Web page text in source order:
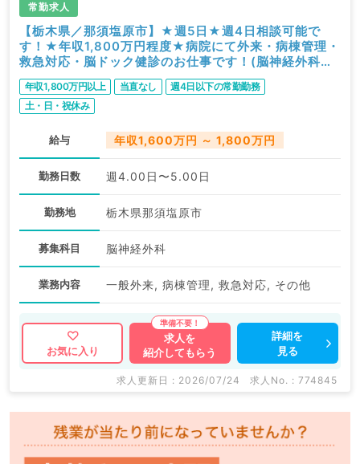
常勤求人
【栃木県／那須塩原市】★週5日★週4日相談可能で
す！★年収1,800万円程度★病院にて外来・病棟管理・
救急対応・脳ドック健診のお仕事です！(脳神経外科／
常勤)
年収1,800万円以上 当直なし
週4日以下の常勤勤務
土・日・祝休み
給与 年収1,600万円 ～ 1,800万円
勤務日数 週4.00日〜5.00日
勤務地 栃木県那須塩原市
募集科目 脳神経外科
業務内容 一般外来, 病棟管理, 救急対応, その他
お気に入り
求人を
紹介してもらう
詳細を
見る
求人更新日 : 2026/07/24 求人No. : 774845